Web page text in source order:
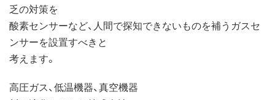
乏の対策を
酸素センサーなど、人間で探知できないものを補うガスセ
ンサーを設置すべきと
考えます。
高圧ガス、低温機器、真空機器